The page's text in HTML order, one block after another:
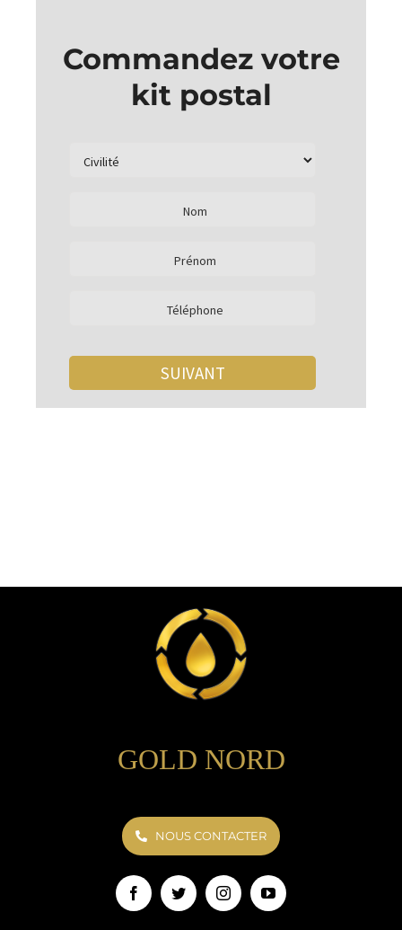
Commandez votre
kit postal
GOLD NORD
NOUS CONTACTER